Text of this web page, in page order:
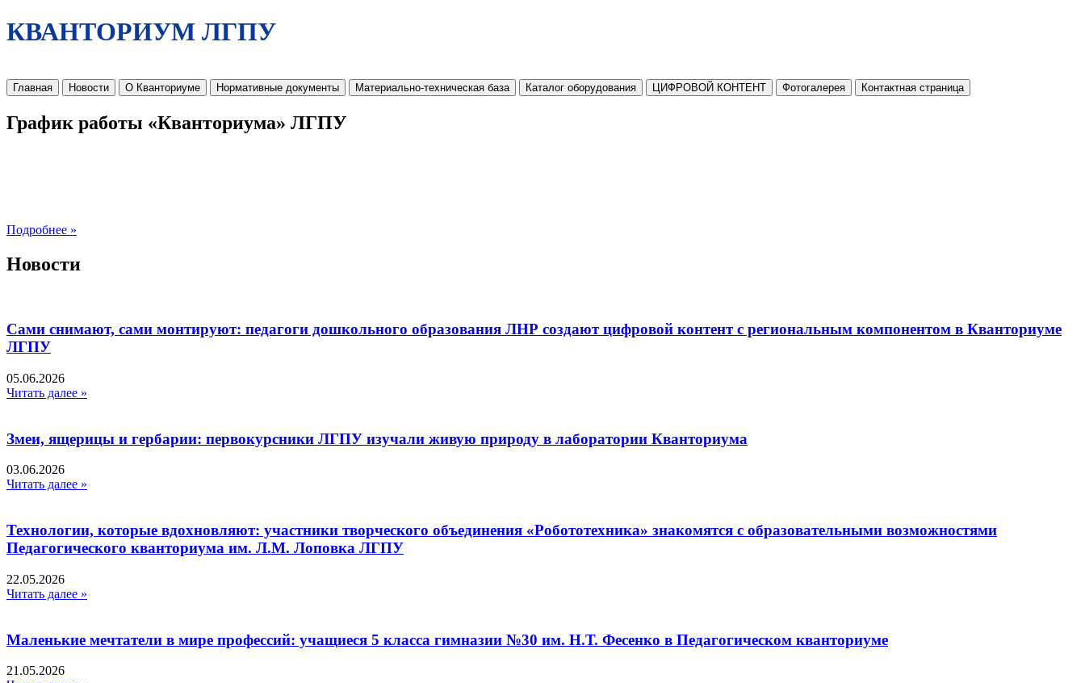
КВАНТОРИУМ ЛГПУ
Главная Новости О Кванториуме Нормативные документы Материально-техническая база Каталог оборудования ЦИФРОВОЙ КОНТЕНТ Фотогалерея Контактная страница
График работы «Кванториума» ЛГПУ
Подробнее »
Новости
Сами снимают, сами монтируют: педагоги дошкольного образования ЛНР создают цифровой контент с региональным компонентом в Кванториуме
ЛГПУ​
05.06.2026
Читать далее »
Змеи, ящерицы и гербарии: первокурсники ЛГПУ изучали живую природу в лаборатории Кванториума
03.06.2026
Читать далее »
Технологии, которые вдохновляют: участники творческого объединения «Робототехника» знакомятся с образовательными возможностями
Педагогического кванториума им. Л.М. Лоповка ЛГПУ
22.05.2026
Читать далее »
Маленькие мечтатели в мире профессий: учащиеся 5 класса гимназии №30 им. Н.Т. Фесенко в Педагогическом кванториуме
21.05.2026